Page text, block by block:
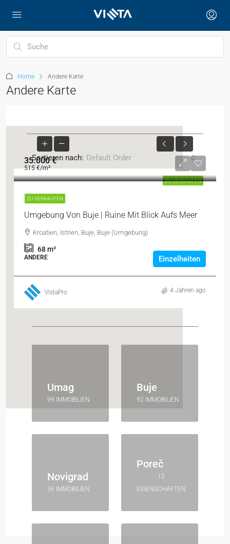
Home Andere Karte
Andere Karte
Sortieren nach: Default Order
ZU VERKAUFEN
35.000 €
515 €/m²
ZU VERKAUFEN
Umgebung Von Buje | Ruine Mit Blick Aufs Meer
Kroatien, Istrien, Buje, Buje (Umgebung)
68m²
ANDERE Einzelheiten
VistaPro 4 Jahren ago
Umag
99 IMMOBILIEN
Buje
92 IMMOBILIEN
Novigrad
36 IMMOBILIEN
Poreč
12
EIGENSCHAFTEN